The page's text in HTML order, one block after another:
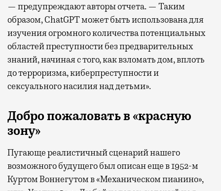
— предупреждают авторы отчета. — Таким
образом, ChatGPT может быть использована для
изучения огромного количества потенциальных
областей преступности без предварительных
знаний, начиная с того, как взломать дом, вплоть
до терроризма, киберпреступности и
сексуального насилия над детьми».
Добро пожаловать в «красную
зону»
Пугающе реалистичный сценарий нашего
возможного будущего был описан еще в 1952-м
Куртом Воннегутом в «Механическом пианино»,